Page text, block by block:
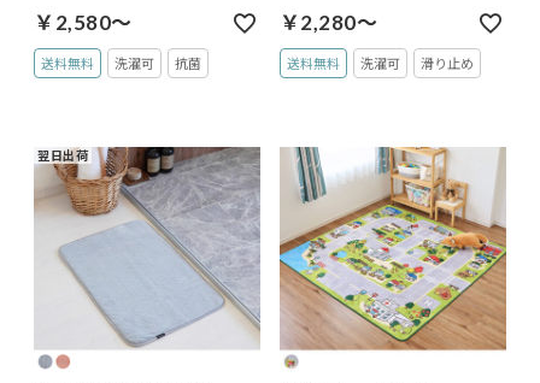
￥2,580～
送料無料 洗濯可 抗菌
￥2,280～
送料無料 洗濯可 滑り止め
翌日出荷